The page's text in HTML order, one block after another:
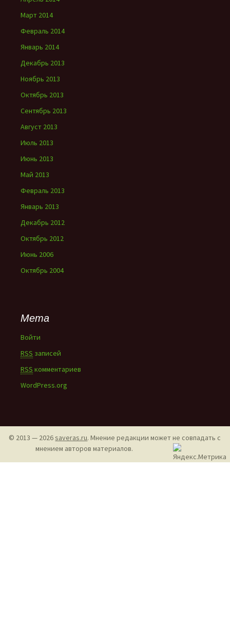
Март 2014
Февраль 2014
Январь 2014
Декабрь 2013
Ноябрь 2013
Октябрь 2013
Сентябрь 2013
Август 2013
Июль 2013
Июнь 2013
Май 2013
Февраль 2013
Январь 2013
Декабрь 2012
Октябрь 2012
Июнь 2006
Октябрь 2004
Мета
Войти
RSS записей
RSS комментариев
WordPress.org
© 2013 — 2026saveras.ru. Мнение редакции может не совпадать с
мнением авторов материалов.